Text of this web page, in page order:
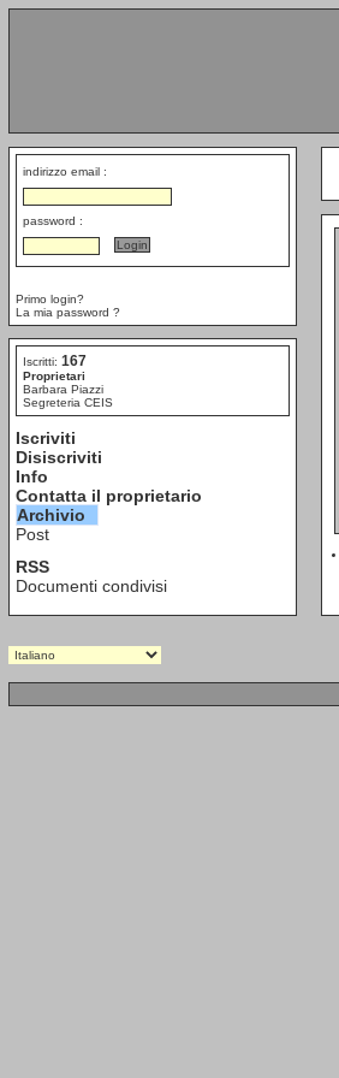
indirizzo email :
password :
Primo login?
La mia password ?
Iscritti: 167
Proprietari
Barbara Piazzi
Segreteria CEIS
Iscriviti
Disiscriviti
Info
Contatta il proprietario
Archivio
Post
RSS
Documenti condivisi